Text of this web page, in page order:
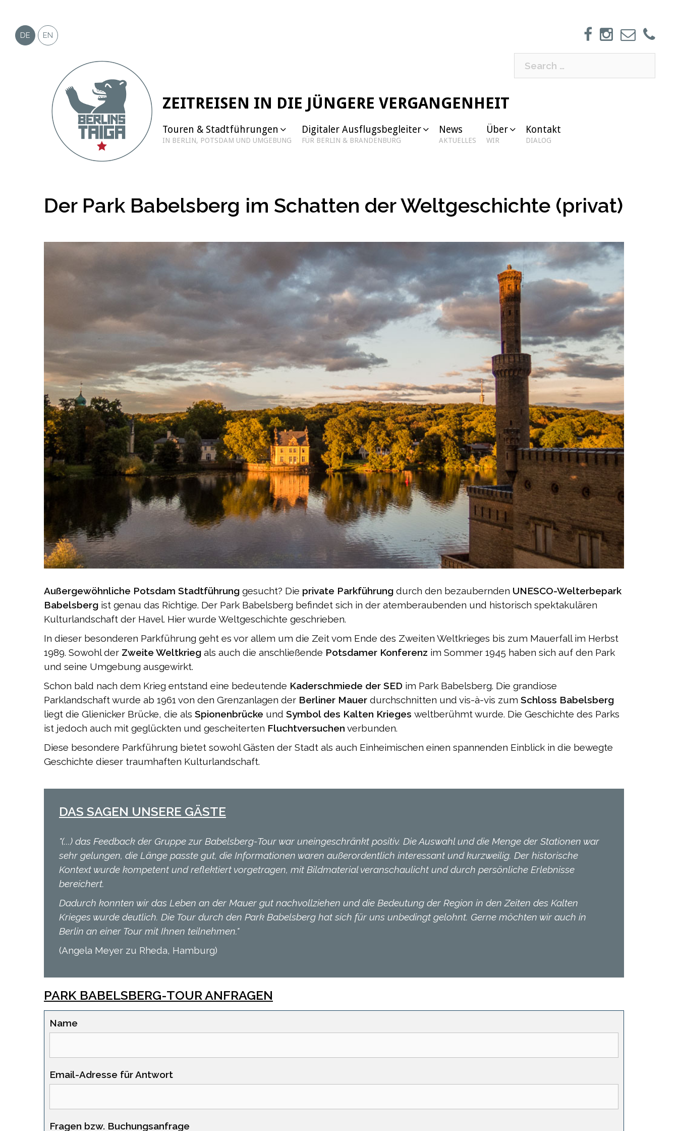
springen
DE EN
ZEITREISEN IN DIE JÜNGERE VERGANGENHEIT
Touren & Stadtführungen
IN BERLIN, POTSDAM UND UMGEBUNG
Digitaler Ausflugsbegleiter
FÜR BERLIN & BRANDENBURG
News
AKTUELLES
Über
WIR
Kontakt
DIALOG
Der Park Babelsberg im Schatten der Weltgeschichte (privat)
Außergewöhnliche Potsdam Stadtführung gesucht? Die private Parkführung durch den bezaubernden UNESCO-Welterbepark
Babelsberg ist genau das Richtige. Der Park Babelsberg befindet sich in der atemberaubenden und historisch spektakulären
Kulturlandschaft der Havel. Hier wurde Weltgeschichte geschrieben.
In dieser besonderen Parkführung geht es vor allem um die Zeit vom Ende des Zweiten Weltkrieges bis zum Mauerfall im Herbst
1989. Sowohl der Zweite Weltkrieg als auch die anschließende Potsdamer Konferenz im Sommer 1945 haben sich auf den Park
und seine Umgebung ausgewirkt.
Schon bald nach dem Krieg entstand eine bedeutende Kaderschmiede der SED im Park Babelsberg. Die grandiose
Parklandschaft wurde ab 1961 von den Grenzanlagen der Berliner Mauer durchschnitten und vis-à-vis zum Schloss Babelsberg
liegt die Glienicker Brücke, die als Spionenbrücke und Symbol des Kalten Krieges weltberühmt wurde. Die Geschichte des Parks
ist jedoch auch mit geglückten und gescheiterten Fluchtversuchen verbunden.
Diese besondere Parkführung bietet sowohl Gästen der Stadt als auch Einheimischen einen spannenden Einblick in die bewegte
Geschichte dieser traumhaften Kulturlandschaft.
DAS SAGEN UNSERE GÄSTE
"(...) das Feedback der Gruppe zur Babelsberg-Tour war uneingeschränkt positiv. Die Auswahl und die Menge der Stationen war
sehr gelungen, die Länge passte gut, die Informationen waren außerordentlich interessant und kurzweilig. Der historische
Kontext wurde kompetent und reflektiert vorgetragen, mit Bildmaterial veranschaulicht und durch persönliche Erlebnisse
bereichert.
Dadurch konnten wir das Leben an der Mauer gut nachvollziehen und die Bedeutung der Region in den Zeiten des Kalten
Krieges wurde deutlich. Die Tour durch den Park Babelsberg hat sich für uns unbedingt gelohnt. Gerne möchten wir auch in
Berlin an einer Tour mit Ihnen teilnehmen."
(Angela Meyer zu Rheda, Hamburg)
PARK BABELSBERG-TOUR ANFRAGEN
Name
Email-Adresse für Antwort
Fragen bzw. Buchungsanfrage